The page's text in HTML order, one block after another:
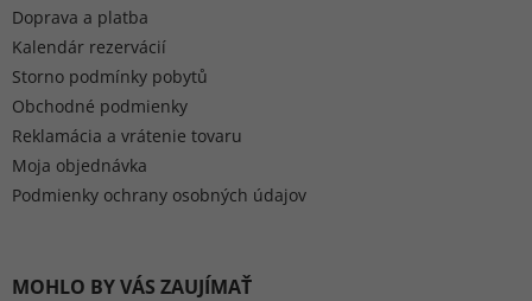
Doprava a platba
Kalendár rezervácií
Storno podmínky pobytů
Obchodné podmienky
Reklamácia a vrátenie tovaru
Moja objednávka
Podmienky ochrany osobných údajov
MOHLO BY VÁS ZAUJÍMAŤ